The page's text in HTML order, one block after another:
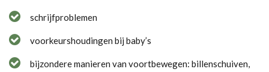
schrijfproblemen
voorkeurshoudingen bij baby’s
bijzondere manieren van voortbewegen: billenschuiven,